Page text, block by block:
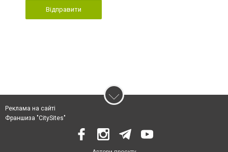
Відправити
Реклама на сайті
Франшиза "CitySites"